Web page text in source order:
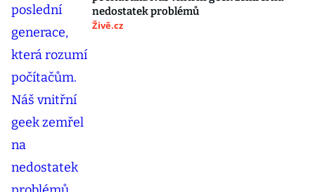
nedostatek problémů
Živě.cz